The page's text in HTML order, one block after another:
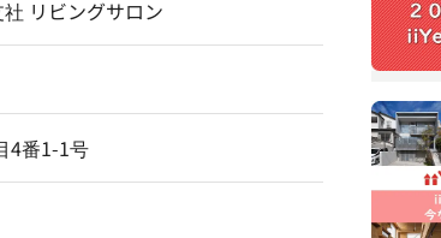
リビングサロン
4番1-1号